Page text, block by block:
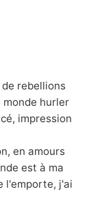
rebellions
hurler
impression
en amours
est à ma
l'emporte, j'ai